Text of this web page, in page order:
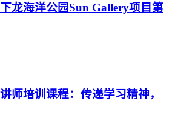
龙海洋公园Sun Gallery项目第
师培训课程：传递学习精神，